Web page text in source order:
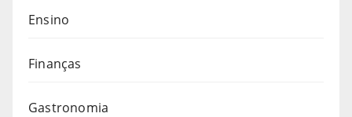
Ensino
Finanças
Gastronomia